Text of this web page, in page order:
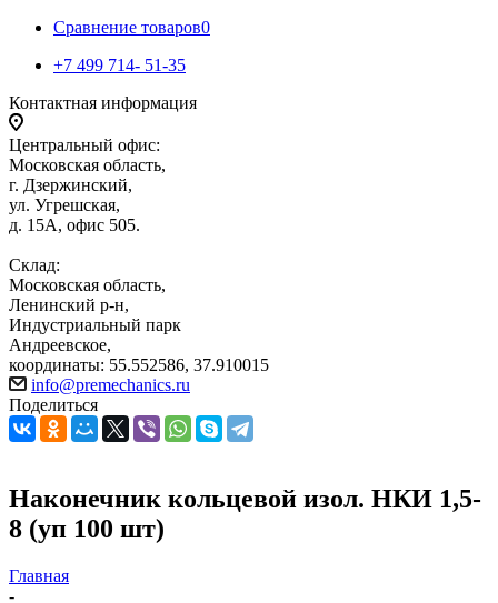
Сравнение товаров0
+7 499 714- 51-35
Контактная информация
Центральный офис:
Московская область,
г. Дзержинский,
ул. Угрешская,
д. 15А, офис 505.
Склад:
Московская область,
Ленинский р-н,
Индустриальный парк
Андреевское,
координаты: 55.552586, 37.910015
info@premechanics.ru
Поделиться
Наконечник кольцевой изол. НКИ 1,5-
8 (уп 100 шт)
Главная
-